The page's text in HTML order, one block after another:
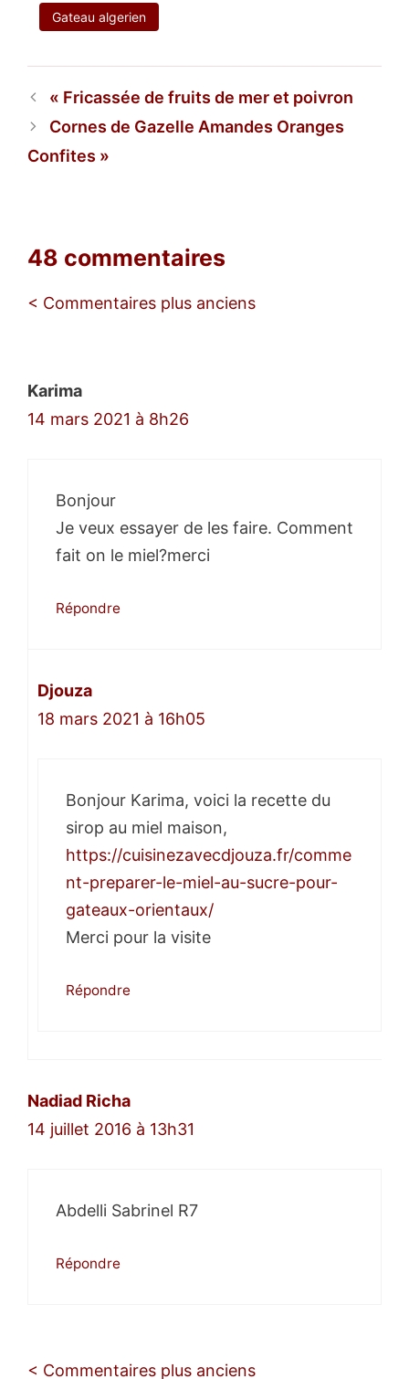
Gateau algerien
Fricassée de fruits de mer et poivron
Cornes de Gazelle Amandes Oranges
Confites
48 commentaires
Navigation
< Commentaires plus anciens
Karima
14 mars 2021 à 8h26
Bonjour
Je veux essayer de les faire. Comment
fait on le miel?merci
Répondre
Djouza
18 mars 2021 à 16h05
Bonjour Karima, voici la recette du
sirop au miel maison,
https://cuisinezavecdjouza.fr/comme
nt-preparer-le-miel-au-sucre-pour-
gateaux-orientaux/
Merci pour la visite
Répondre
Nadiad Richa
14 juillet 2016 à 13h31
Abdelli Sabrinel R7
Répondre
Navigation
< Commentaires plus anciens